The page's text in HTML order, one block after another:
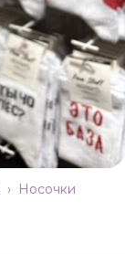
Носочки
›